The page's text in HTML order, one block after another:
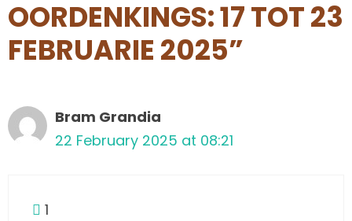
OORDENKINGS: 17 TOT 23
FEBRUARIE 2025”
Bram Grandia
22 February 2025 at 08:21
1